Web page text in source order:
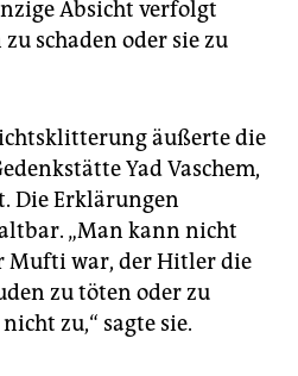
Absicht verfolgt
schaden oder sie zu
äußerte die
Yad Vaschem,
Die Erklärungen
„Man kann nicht
Mufti war, der Hitler die
zu töten oder zu
zu,“ sagte sie.